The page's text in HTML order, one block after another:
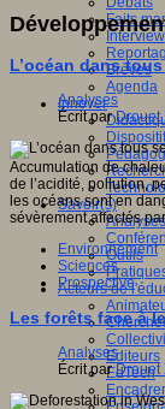
Faits
Brèves
Agenda
Innover
Savoir(s)
Analyses
Outils
Acteurs de
Editeurs
EdTech
L’océan dans
Analyses
Écrit parDrouet
Accumulation de
de l’acidité, pollution,
les océans sont en
sévèrement affectés
Environnement
Sciences
Prospective
Les forêts face à
Analyses
Écrit parDrouet